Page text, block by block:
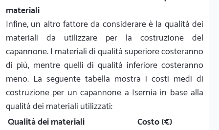
materiali
Infine, un altro fattore da considerare è la qualità dei
materiali da utilizzare per la costruzione del
capannone. I materiali di qualità superiore costeranno
di più, mentre quelli di qualità inferiore costeranno
meno. La seguente tabella mostra i costi medi di
costruzione per un capannone a Isernia in base alla
qualità dei materiali utilizzati:
Qualità dei materiali
Costo (€)